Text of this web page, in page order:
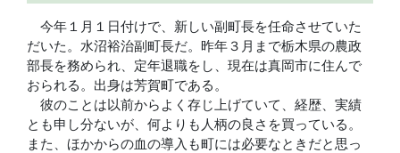
今年１月１日付けで、新しい副町長を任命させていた
だいた。水沼裕治副町長だ。昨年３月まで栃木県の農政
部長を務められ、定年退職をし、現在は真岡市に住んで
おられる。出身は芳賀町である。
彼のことは以前からよく存じ上げていて、経歴、実績
とも申し分ないが、何よりも人柄の良さを買っている。
また、ほかからの血の導入も町には必要なときだと思っ